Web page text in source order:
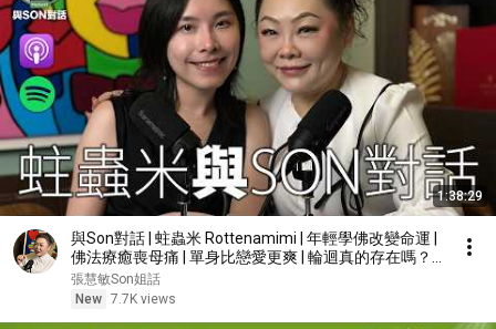
1:38:29
與Son對話 | 蛀蟲米 Rottenamimi | 年輕學佛改變命運 |
佛法療癒喪母痛 | 單身比戀愛更爽 | 輪迴真的存在嗎？|
張慧敏 | 職場慧眼 | 中文字幕 (AI自動)
張慧敏Son姐話
New 7.7K views